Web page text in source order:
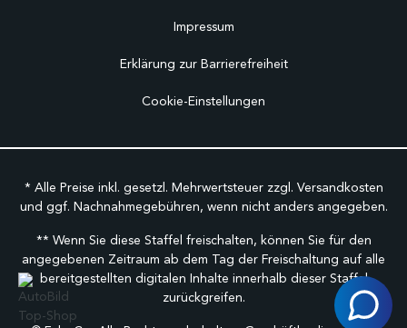
Impressum
Erklärung zur Barrierefreiheit
Cookie-Einstellungen
* Alle Preise inkl. gesetzl. Mehrwertsteuer zzgl. Versandkosten
und ggf. Nachnahmegebühren, wenn nicht anders angegeben.
** Wenn Sie diese Staffel freischalten, können Sie für den
angegebenen Zeitraum ab dem Tag der Freischaltung auf alle
bereitgestellten digitalen Inhalte innerhalb dieser Staffel
zurückgreifen.